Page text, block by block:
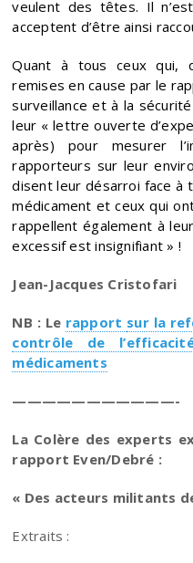
veulent des têtes. Il
acceptent d’être ainsi
Quant à tous ceux qui,
remises en cause par le
surveillance et à la
leur « lettre ouverte
après) pour mesurer
rapporteurs sur leur
disent leur désarroi face à
médicament et ceux qui
rappellent également à
excessif est insignifiant » !
Jean-Jacques Cristofari
NB : Le rapport sur la
contrôle de
médicaments
———————————-
La Colère des experts
rapport Even/Debré :
« Des acteurs militants
Extraits :